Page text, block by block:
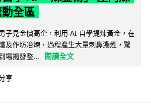
全區
子見金價高企，利用 AI 自學提煉黃金，在
及作坊冶煉，過程產生大量刺鼻濃煙，驚
場揭發整...
閱讀全文
享